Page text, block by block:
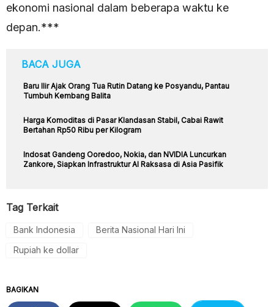
ekonomi nasional dalam beberapa waktu ke
depan.***
BACA JUGA
Baru Ilir Ajak Orang Tua Rutin Datang ke Posyandu, Pantau
Tumbuh Kembang Balita
Harga Komoditas di Pasar Klandasan Stabil, Cabai Rawit
Bertahan Rp50 Ribu per Kilogram
Indosat Gandeng Ooredoo, Nokia, dan NVIDIA Luncurkan
Zankore, Siapkan Infrastruktur AI Raksasa di Asia Pasifik
Tag Terkait
Bank Indonesia
Berita Nasional Hari Ini
Rupiah ke dollar
BAGIKAN